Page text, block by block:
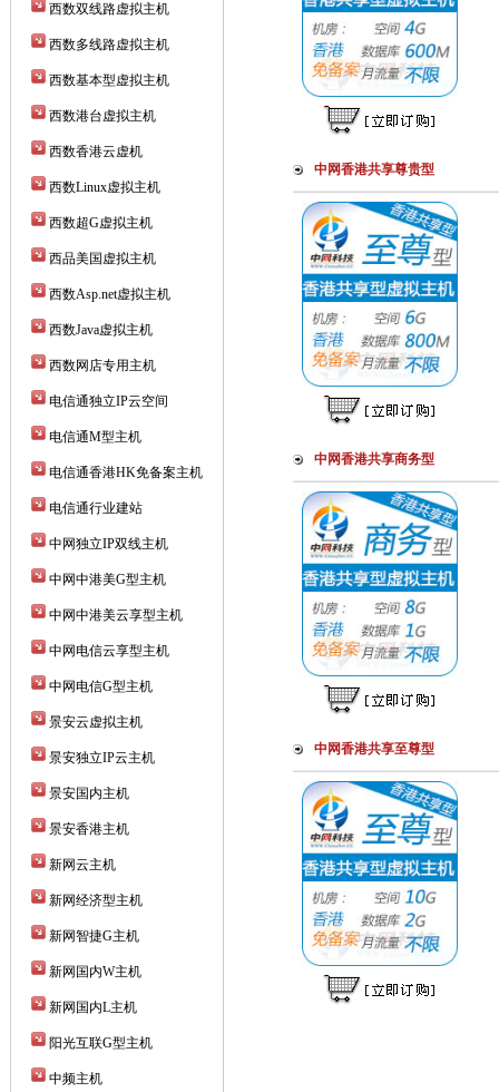
西数双线路虚拟主机
西数多线路虚拟主机
西数基本型虚拟主机
西数港台虚拟主机
西数香港云虚机
西数Linux虚拟主机
西数超G虚拟主机
西品美国虚拟主机
西数Asp.net虚拟主机
西数Java虚拟主机
西数网店专用主机
电信通独立IP云空间
电信通M型主机
电信通香港HK免备案主机
电信通行业建站
中网独立IP双线主机
中网中港美G型主机
中网中港美云享型主机
中网电信云享型主机
中网电信G型主机
景安云虚拟主机
景安独立IP云主机
景安国内主机
景安香港主机
新网云主机
新网经济型主机
新网智捷G主机
新网国内W主机
新网国内L主机
阳光互联G型主机
中频主机
中网香港共享尊贵型
中网香港共享商务型
中网香港共享至尊型